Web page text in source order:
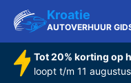
Kroatie
AUTOVERHUUR
Tot 20% korting op
loopt t/m 11